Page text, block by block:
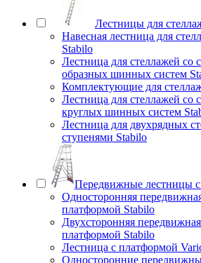
Лестницы для
Навесная лестница для
Stabilo
Лестница для стеллажей со
образных шинных систем
Комплектующие для
Лестница для стеллажей со
круглых шинных систем
Лестница для двухрядных
ступенями Stabilo
Передвижные лестницы
Односторонняя
платформой Stabilo
Двухсторонняя
платформой Stabilo
Лестница с платформой
Односторонние